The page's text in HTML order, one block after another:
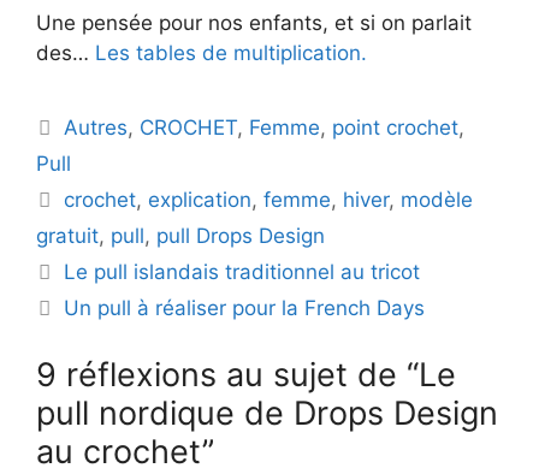
Une pensée pour nos enfants, et si on parlait
des… Les tables de multiplication.
Catégories
Autres, CROCHET, Femme, point crochet,
Pull
Étiquettes
crochet, explication,femme, hiver, modèle
gratuit, pull, pull Drops Design
Le pull islandais traditionnel au tricot
Un pull à réaliser pour la French Days
9 réflexions au sujet de “Le
pull nordique de Drops Design
au crochet”